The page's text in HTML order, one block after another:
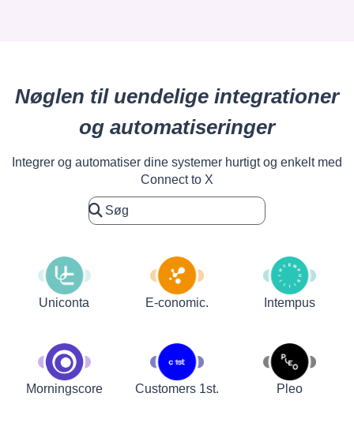
Nøglen til uendelige integrationer
og automatiseringer
Integrer og automatiser dine systemer hurtigt og enkelt med
Connect to X
Uniconta E-conomic. Intempus
Morningscore Customers 1st. Pleo